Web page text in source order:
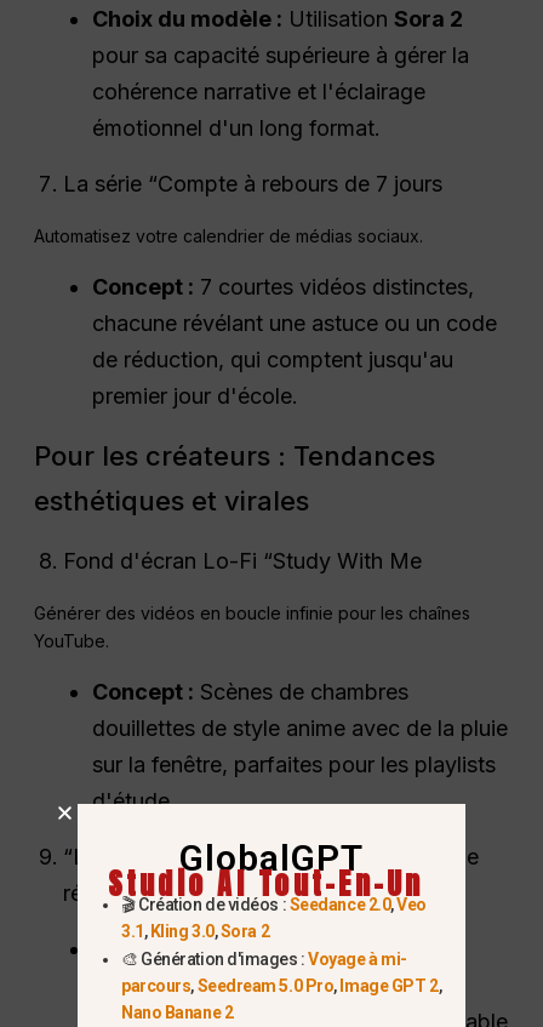
Choix du modèle : UtilisationSora 2
pour sa capacité supérieure à gérer la
cohérence narrative et l'éclairage
émotionnel d'un long format.
La série “Compte à rebours de 7 jours
Automatisez votre calendrier de médias sociaux.
Concept : 7 courtes vidéos distinctes,
chacune révélant une astuce ou un code
de réduction, qui comptent jusqu'au
premier jour d'école.
Pour les créateurs : Tendances
esthétiques et virales
Fond d'écran Lo-Fi “Study With Me
Générer des vidéos en boucle infinie pour les chaînes
YouTube.
Concept : Scènes de chambres
douillettes de style anime avec de la pluie
sur la fenêtre, parfaites pour les playlists
d'étude.
“L'été contre l'école” : un changement de
réalité
Concept :Une vidéo de transition où
l'environnement passe d'une plage
ensoleillée à une bibliothèque confortable
GlobalGPT
Studio AI Tout-En-Un
🎬 Création de vidéos :Seedance 2.0,Veo
3.1, Kling 3.0,Sora 2
🎨 Génération d'images :Voyage à mi-
parcours,Seedream 5.0 Pro, Image GPT 2,
Nano Banane 2